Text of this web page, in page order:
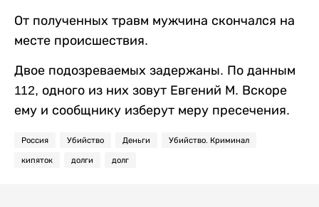
От полученных травм мужчина скончался на
месте происшествия.
Двое подозреваемых задержаны. По данным
112, одного из них зовут Евгений М. Вскоре
ему и сообщнику изберут меру пресечения.
Россия Убийство Деньги Убийство. Криминал
кипяток долги долг